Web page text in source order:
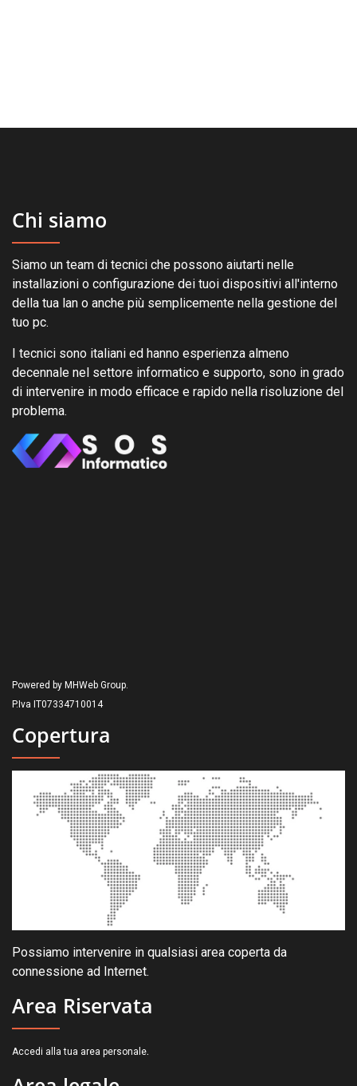
Chi siamo
Siamo un team di tecnici che possono aiutarti nelle
installazioni o configurazione dei tuoi dispositivi all'interno
della tua lan o anche più semplicemente nella gestione del
tuo pc.
I tecnici sono italiani ed hanno esperienza almeno
decennale nel settore informatico e supporto, sono in grado
di intervenire in modo efficace e rapido nella risoluzione del
problema.
Powered by MHWeb Group.
P.Iva IT07334710014
Copertura
Possiamo intervenire in qualsiasi area coperta da
connessione ad Internet.
Area Riservata
Accedi alla tua area personale.